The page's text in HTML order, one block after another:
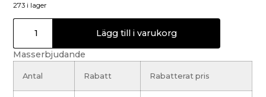
273 i lager
Lägg till i varukorg
Masserbjudande
Antal Rabatt Rabatterat pris